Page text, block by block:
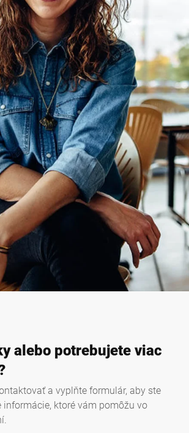
alebo potrebujete viac
a vyplňte formulár, aby ste
ktoré vám pomôžu vo